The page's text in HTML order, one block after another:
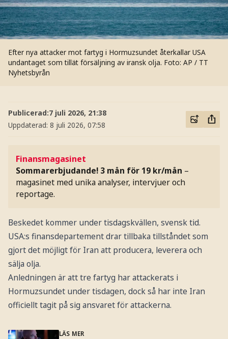
Efter nya attacker mot fartyg i Hormuzsundet återkallar USA
undantaget som tillät försäljning av iransk olja. Foto: AP / TT
Nyhetsbyrån
Publicerad:7 juli 2026, 21:38
Uppdaterad: 8 juli 2026, 07:58
Finansmagasinet
Sommarerbjudande! 3 mån för 19 kr/mån –
magasinet med unika analyser, intervjuer och
reportage.
Beskedet kommer under tisdagskvällen, svensk tid.
USA:s finansdepartement drar tillbaka tillståndet som
gjort det möjligt för Iran att producera, leverera och
sälja olja.
Anledningen är att tre fartyg har attackerats i
Hormuzsundet under tisdagen, dock så har inte Iran
officiellt tagit på sig ansvaret för attackerna.
LÄS MER